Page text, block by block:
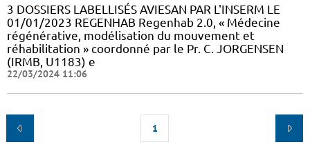
3 DOSSIERS LABELLISÉS AVIESAN PAR L'INSERM LE
01/01/2023 REGENHAB Regenhab 2.0, « Médecine
régénérative, modélisation du mouvement et
réhabilitation » coordonné par le Pr. C. JORGENSEN
(IRMB, U1183) e
22/03/2024 11:06
1